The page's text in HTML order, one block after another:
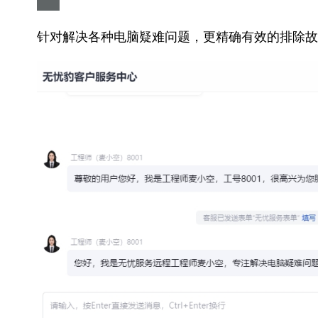
针对解决各种电脑疑难问题，更精确有效的排除